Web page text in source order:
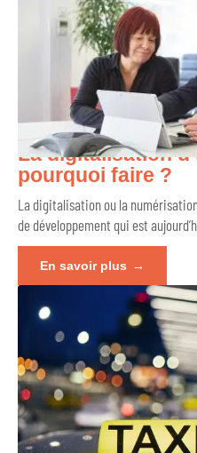
La digitalisation
pourquoi faire ?
La digitalisation ou la
de développement qui est
En savoir plus